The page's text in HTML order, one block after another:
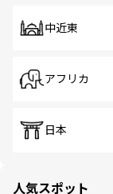
中近東
アフリカ
日本
人気スポット